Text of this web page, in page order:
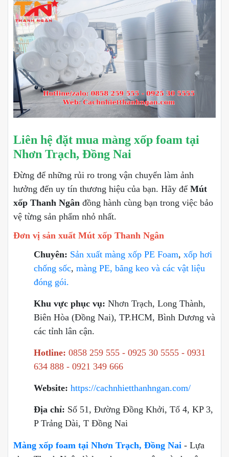
Liên hệ đặt mua màng xốp foam tại
Nhơn Trạch, Đồng Nai
Đừng để những rủi ro trong vận chuyển làm ảnh
hưởng đến uy tín thương hiệu của bạn. Hãy để Mút
xốp Thanh Ngân đồng hành cùng bạn trong việc bảo
vệ từng sản phẩm nhỏ nhất.
Đơn vị sản xuất Mút xốp Thanh Ngân
Chuyên: Sản xuất màng xốp PE Foam, xốp hơi
chống sốc, màng PE, băng keo và các vật liệu
đóng gói.
Khu vực phục vụ: Nhơn Trạch, Long Thành,
Biên Hòa (Đồng Nai), TP.HCM, Bình Dương và
các tỉnh lân cận.
Hotline: 0858 259 555 - 0925 30 5555 - 0931
634 888 - 0921 349 666
Website: https://cachnhietthanhngan.com/
Địa chỉ: Số 51, Đường Đồng Khởi, Tổ 4, KP 3,
P Trảng Dài, T Đồng Nai
Màng xốp foam tại Nhơn Trạch, Đồng Nai - Lựa